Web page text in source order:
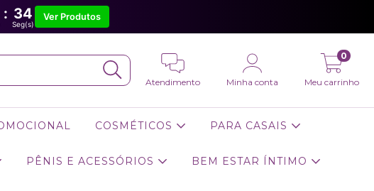
: 33
Seg(s)
Ver Produtos
Atendimento Minha conta Meu carrinho
0
COSMÉTICOS PARA CASAIS
PÊNIS E ACESSÓRIOS BEM ESTAR ÍNTIMO